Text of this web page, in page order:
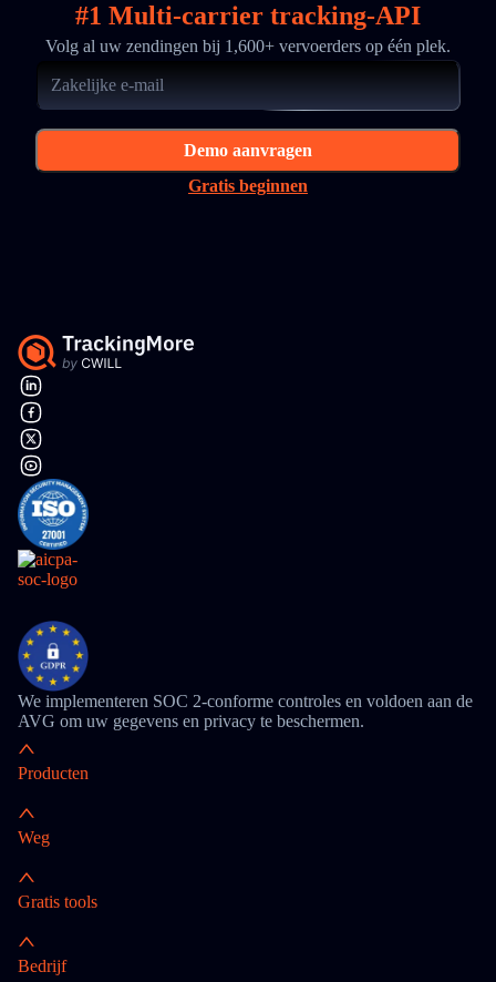
#1 Multi-carrier tracking-API
Volg al uw zendingen bij 1,600+ vervoerders op één plek.
Demo aanvragen
Gratis beginnen
We implementeren SOC 2-conforme controles en voldoen aan de
AVG om uw gegevens en privacy te beschermen.
Producten
Weg
Gratis tools
Bedrijf